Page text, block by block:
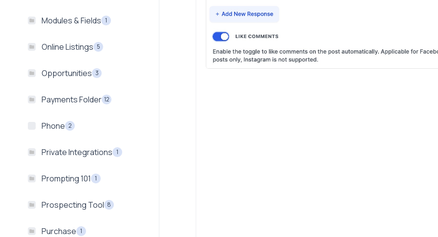
Modules & Fields 1
Online Listings 5
Opportunities 3
Payments Folder 12
Phone 2
Private Integrations 1
Prompting 101 1
Prospecting Tool 8
Purchase 1